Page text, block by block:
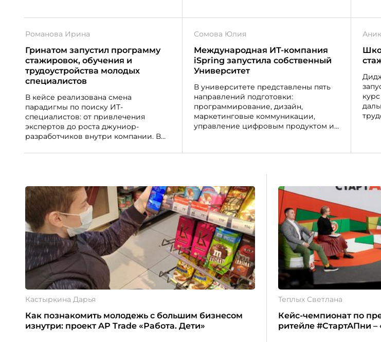
Романова Ирина
Гринатом запустил программу
стажировок, обучения и
трудоустройства молодых
специалистов
В кейсе реализована смена
парадигмы по поиску ИТ-
специалистов: от привлечения
экспертов до роста джуниор-
разработчиков внутри компании. В
приток айтишников по дефицитным
Сомова Юлия
Международная ИТ-компания
iSpring запустила собственный
Университет
В университете представлены пять
направлений подготовки:
программирование, дизайн,
маркетинговые коммуникации,
управление цифровым продуктом и
грантовой поддержке iSpring
Кастыркина Дарья
Как познакомить молодежь с большим бизнесом
изнутри: проект AP Trade «Работа. Дети»
Теплых Светлана
Кейс-чемпионат по
ритейле #СтартАПни –